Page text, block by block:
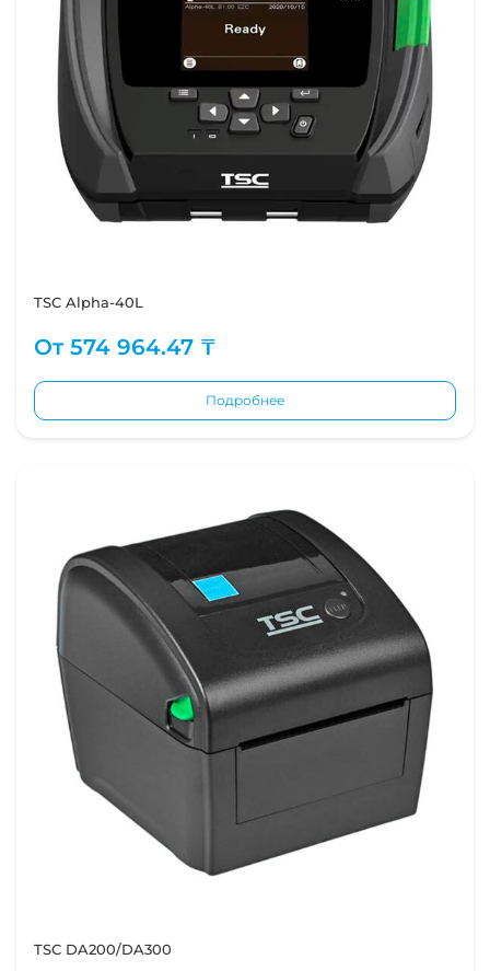
TSC Alpha-40L
От574 964.47 ₸
Подробнее
TSC DA200/DA300